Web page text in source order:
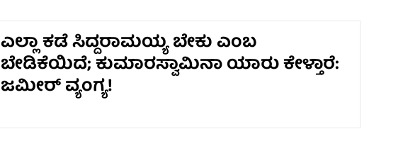
ಎಲ್ಲಾ ಕಡೆ ಸಿದ್ದರಾಮಯ್ಯ ಬೇಕು ಎಂಬ
ಬೇಡಿಕೆಯಿದೆ; ಕುಮಾರಸ್ವಾಮಿನಾ ಯಾರು ಕೇಳ್ತಾರೆ:
ಜಮೀರ್ ವ್ಯಂಗ್ಯ!